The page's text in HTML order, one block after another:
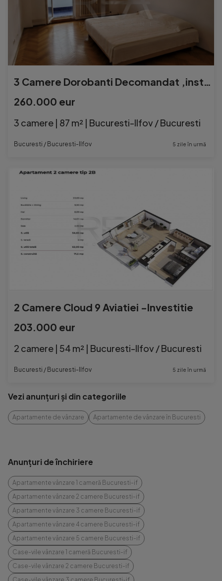
3 Camere Dorobanti Decomandat ,instalatii electrice schimba
260.000 eur
3 camere | 87 m² | Bucuresti-Ilfov / Bucuresti
Bucuresti / Bucuresti-Ilfov 5 zile în urmă
2 Camere Cloud 9 Aviatiei -Investitie
203.000 eur
2 camere | 54 m² | Bucuresti-Ilfov / Bucuresti
Bucuresti / Bucuresti-Ilfov 5 zile în urmă
Vezi anunțuri și din categoriile
Apartamente de vânzare Apartamente de vânzare în Bucuresti
Anunțuri de închiriere
Apartamente vânzare 1 cameră Bucuresti-if
Apartamente vânzare 2 camere Bucuresti-if
Apartamente vânzare 3 camere Bucuresti-if
Apartamente vânzare 4 camere Bucuresti-if
Apartamente vânzare 5 camere Bucuresti-if
Case-vile vânzare 1 cameră Bucuresti-if
Case-vile vânzare 2 camere Bucuresti-if